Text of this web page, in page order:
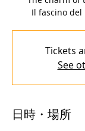
Il fascino
Tickets
See
日時・場所